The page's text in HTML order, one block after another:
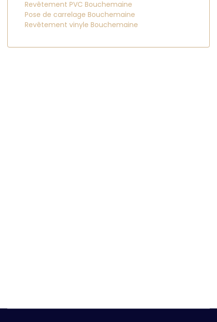
Revêtement PVC Bouchemaine
Pose de carrelage Bouchemaine
Revêtement vinyle Bouchemaine